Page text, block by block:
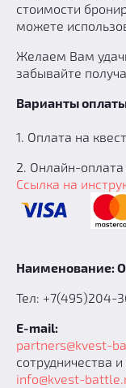
стоимости
можете
Желаем Вам
забывайте
Варианты
1. Оплата на
2. Онлайн-
Ссылка на
Наименование:
Тел: +7(495)204-
E-mail:
partners@kvest-
сотрудничества
info@kvest-